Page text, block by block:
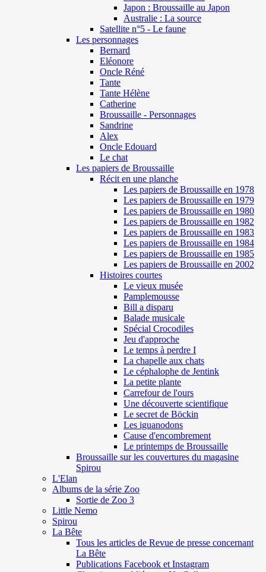
Japon : Broussaille au Japon
Australie : La source
Satellite n°5 - Le faune
Les personnages
Bernard
Eléonore
Oncle Réné
Tante
Tante Hélène
Catherine
Broussaille - Personnages
Sandrine
Alex
Oncle Edouard
Le chat
Les papiers de Broussaille
Récit en une planche
Les papiers de Broussaille en 1978
Les papiers de Broussaille en 1979
Les papiers de Broussaille en 1980
Les papiers de Broussaille en 1982
Les papiers de Broussaille en 1983
Les papiers de Broussaille en 1984
Les papiers de Broussaille en 1985
Les papiers de Broussaille en 2002
Histoires courtes
Le vieux musée
Pamplemousse
Bill a disparu
Balade musicale
Spécial Crocodiles
Jeu d'approche
Le temps à perdre I
La chapelle aux chats
Le céphalophe de Jentink
La petite plante
Carrefour de l'ours
Une découverte scientifique
Le secret de Böckin
Les iguanodons
Cause d'encombrement
Le printemps de Broussaille
Broussaille sur les couvertures du magasine
Spirou
L'Elan
Albums de la série Zoo
Sortie de Zoo 3
Little Nemo
Spirou
La Bête
Tous les articles de Revue de presse concernant
La Bête
Publications Facebook et Instagram